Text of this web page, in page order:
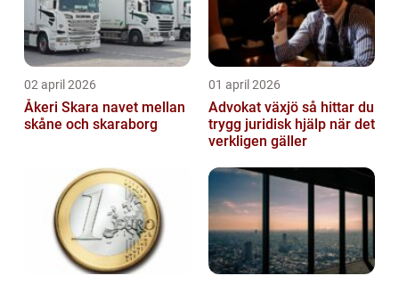
02 april 2026
Åkeri Skara navet mellan
skåne och skaraborg
01 april 2026
Advokat växjö så hittar du
trygg juridisk hjälp när det
verkligen gäller